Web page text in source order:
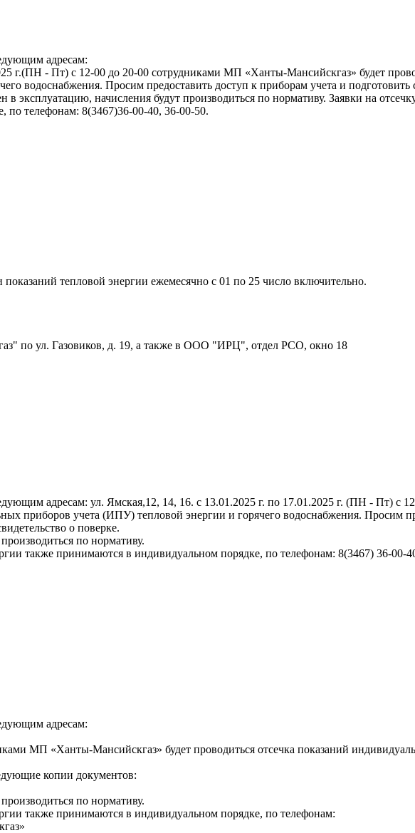
адресам:
г.(ПН - Пт) с 12-00 до 20-00 сотрудниками МП «Ханты-Мансийскгаз» будет
водоснабжения. Просим предоставить доступ к приборам учета и
в эксплуатацию, начисления будут производиться по нормативу. Заявки на
по телефонам: 8(3467)36-00-40, 36-00-50.
тепловой энергии ежемесячно с 01 по 25 число включительно.
по ул. Газовиков, д. 19, а также в ООО "ИРЦ", отдел РСО, окно 18
адресам: ул. Ямская,12, 14, 16. с 13.01.2025 г. по 17.01.2025 г. (ПН - Пт) с
приборов учета (ИПУ) тепловой энергии и горячего водоснабжения. Просим
о поверке.
по нормативу.
также принимаются в индивидуальном порядке, по телефонам: 8(3467) 36-
адресам:
МП «Ханты-Мансийскгаз» будет проводиться отсечка показаний
копии документов:
по нормативу.
также принимаются в индивидуальном порядке, по телефонам: